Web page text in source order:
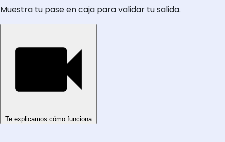
Muestra tu pase en caja para validar tu salida.
Te explicamos cómo funciona